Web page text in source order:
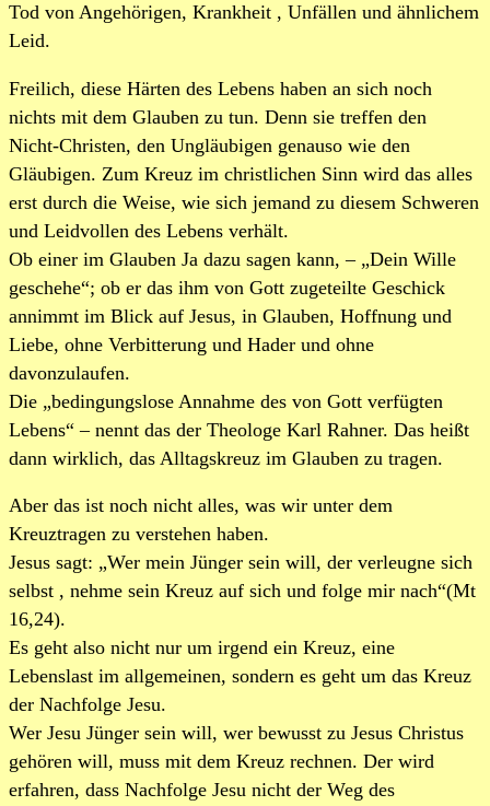
Tod von Angehörigen, Krankheit , Unfällen und ähnlichem
Leid.
Freilich, diese Härten des Lebens haben an sich noch
nichts mit dem Glauben zu tun. Denn sie treffen den
Nicht-Christen, den Ungläubigen genauso wie den
Gläubigen. Zum Kreuz im christlichen Sinn wird das alles
erst durch die Weise, wie sich jemand zu diesem Schweren
und Leidvollen des Lebens verhält.
Ob einer im Glauben Ja dazu sagen kann, – „Dein Wille
geschehe“; ob er das ihm von Gott zugeteilte Geschick
annimmt im Blick auf Jesus, in Glauben, Hoffnung und
Liebe, ohne Verbitterung und Hader und ohne
davonzulaufen.
Die „bedingungslose Annahme des von Gott verfügten
Lebens“ – nennt das der Theologe Karl Rahner. Das heißt
dann wirklich, das Alltagskreuz im Glauben zu tragen.
Aber das ist noch nicht alles, was wir unter dem
Kreuztragen zu verstehen haben.
Jesus sagt: „Wer mein Jünger sein will, der verleugne sich
selbst , nehme sein Kreuz auf sich und folge mir nach“(Mt
16,24).
Es geht also nicht nur um irgend ein Kreuz, eine
Lebenslast im allgemeinen, sondern es geht um das Kreuz
der Nachfolge Jesu.
Wer Jesu Jünger sein will, wer bewusst zu Jesus Christus
gehören will, muss mit dem Kreuz rechnen. Der wird
erfahren, dass Nachfolge Jesu nicht der Weg des